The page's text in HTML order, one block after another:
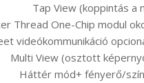
Tap View (koppintás a
Thread One-Chip modul
videókommunikáció
Multi View (osztott
Háttér mód+ fényerő/